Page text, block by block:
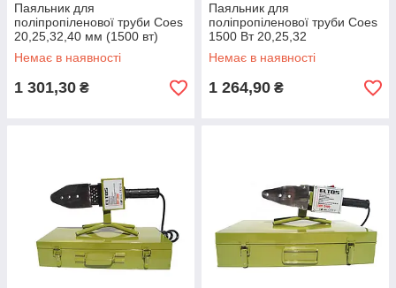
Паяльник для
поліпропіленової труби Coes
20,25,32,40 мм (1500 вт)
Немає в наявності
1 301,30 ₴
Паяльник для
поліпропіленової труби Coes
1500 Вт 20,25,32
Немає в наявності
1 264,90 ₴